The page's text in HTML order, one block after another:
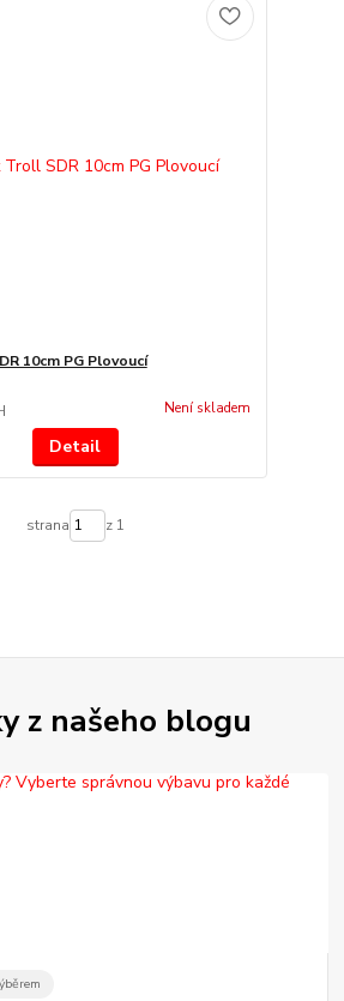
10cm PG Plovoucí
Není skladem
Detail
strana z 1
z našeho blogu